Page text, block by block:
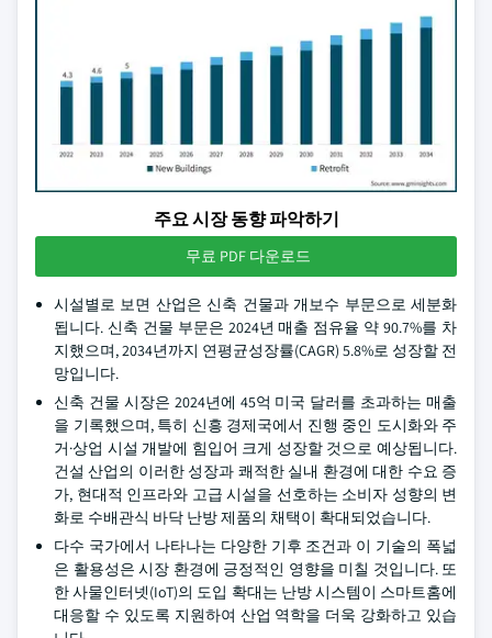
주요 시장 동향 파악하기
무료 PDF 다운로드
시설별로 보면 산업은 신축 건물과 개보수 부문으로 세분화
됩니다. 신축 건물 부문은 2024년 매출 점유율 약 90.7%를 차
지했으며, 2034년까지 연평균성장률(CAGR) 5.8%로 성장할 전
망입니다.
신축 건물 시장은 2024년에 45억 미국 달러를 초과하는 매출
을 기록했으며, 특히 신흥 경제국에서 진행 중인 도시화와 주
거·상업 시설 개발에 힘입어 크게 성장할 것으로 예상됩니다.
건설 산업의 이러한 성장과 쾌적한 실내 환경에 대한 수요 증
가, 현대적 인프라와 고급 시설을 선호하는 소비자 성향의 변
화로 수배관식 바닥 난방 제품의 채택이 확대되었습니다.
다수 국가에서 나타나는 다양한 기후 조건과 이 기술의 폭넓
은 활용성은 시장 환경에 긍정적인 영향을 미칠 것입니다. 또
한 사물인터넷(IoT)의 도입 확대는 난방 시스템이 스마트홈에
대응할 수 있도록 지원하여 산업 역학을 더욱 강화하고 있습